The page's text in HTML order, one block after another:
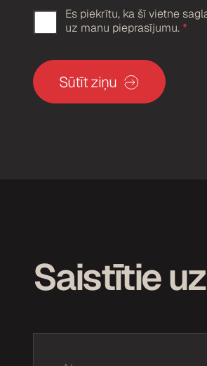
G
D
R
a
ā
m
Es piekrītu, ka šī vietne
uz manu pieprasījumu.*
Sūtīt ziņu
Saistītie